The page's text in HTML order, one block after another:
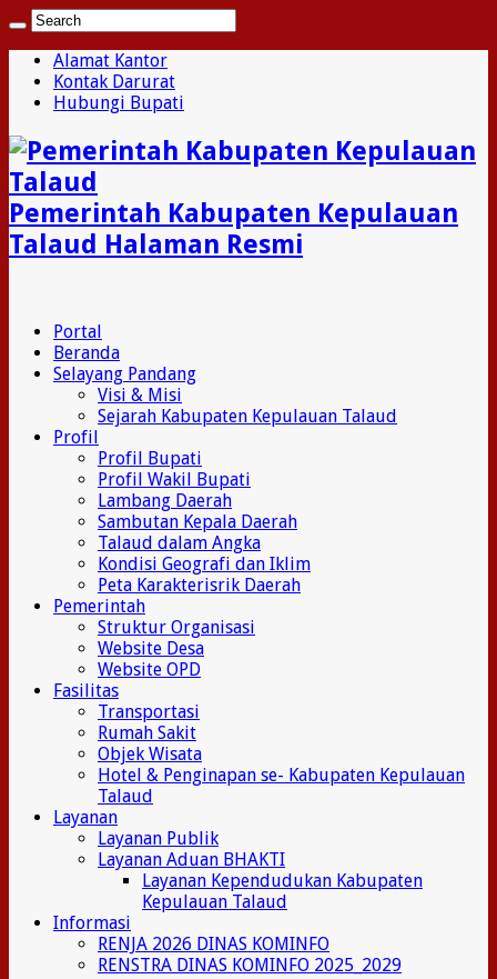
Alamat Kantor
Kontak Darurat
Hubungi Bupati
Pemerintah Kabupaten Kepulauan
Talaud Halaman Resmi
Portal
Beranda
Selayang Pandang
Visi & Misi
Sejarah Kabupaten Kepulauan Talaud
Profil
Profil Bupati
Profil Wakil Bupati
Lambang Daerah
Sambutan Kepala Daerah
Talaud dalam Angka
Kondisi Geografi dan Iklim
Peta Karakterisrik Daerah
Pemerintah
Struktur Organisasi
Website Desa
Website OPD
Fasilitas
Transportasi
Rumah Sakit
Objek Wisata
Hotel & Penginapan se- Kabupaten Kepulauan
Talaud
Layanan
Layanan Publik
Layanan Aduan BHAKTI
Layanan Kependudukan Kabupaten
Kepulauan Talaud
Informasi
RENJA 2026 DINAS KOMINFO
RENSTRA DINAS KOMINFO 2025_2029